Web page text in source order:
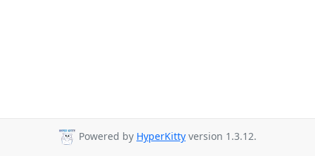
Powered by HyperKitty version 1.3.12.